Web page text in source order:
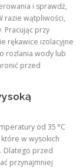
i sprawdź,
razie wątpliwości,
Pracując przy
rękawice izolacyjne
rozlania wody lub
przed
od 35 °C
w wysokich
Dlatego przed
przynajmniej